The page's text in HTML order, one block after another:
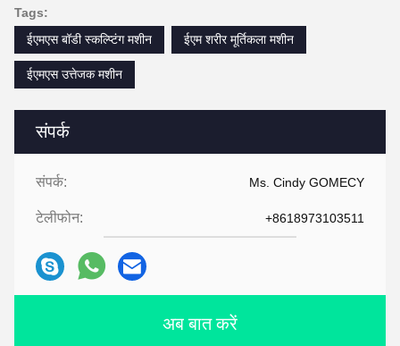
संपर्क
संपर्क: Ms. Cindy GOMECY
टेलीफोन: +8618973103511
अब बात करें
Tags:
ईएमएस बॉडी स्कल्प्टिंग मशीन
ईएम शरीर मूर्तिकला मशीन
ईएमएस उत्तेजक मशीन